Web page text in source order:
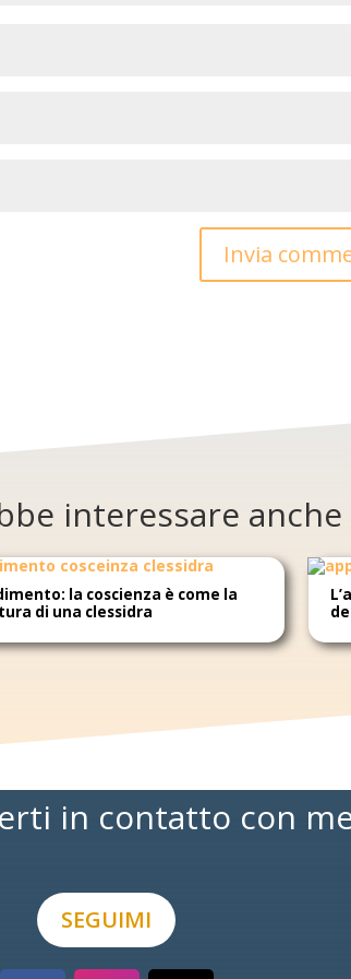
Invia
interessare anche
la coscienza è come la
di una clessidra
in contatto con
SEGUIMI